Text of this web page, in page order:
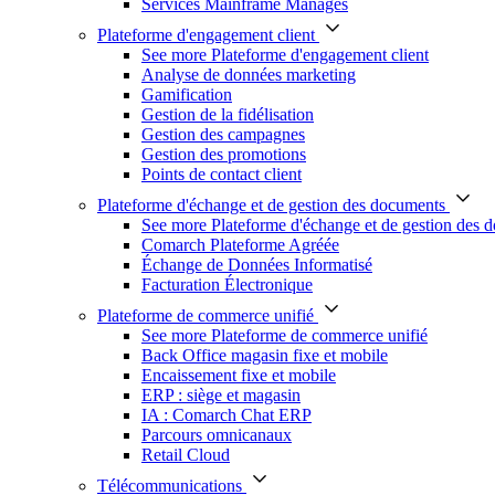
Services Mainframe Managés
Plateforme d'engagement client
See more Plateforme d'engagement client
Analyse de données marketing
Gamification
Gestion de la fidélisation
Gestion des campagnes
Gestion des promotions
Points de contact client
Plateforme d'échange et de gestion des documents
See more Plateforme d'échange et de gestion des
Comarch Plateforme Agréée
Échange de Données Informatisé
Facturation Électronique
Plateforme de commerce unifié
See more Plateforme de commerce unifié
Back Office magasin fixe et mobile
Encaissement fixe et mobile
ERP : siège et magasin
IA : Comarch Chat ERP
Parcours omnicanaux
Retail Cloud
Télécommunications